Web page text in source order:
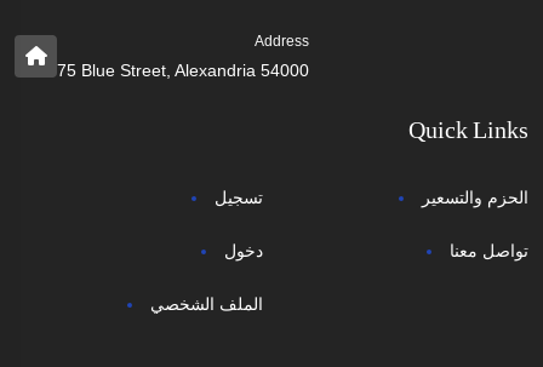
Address
75 Blue Street, Alexandria 54000
Quick Links
تسجيل
دخول
الملف الشخصي
الحزم والتسعير
تواصل معنا